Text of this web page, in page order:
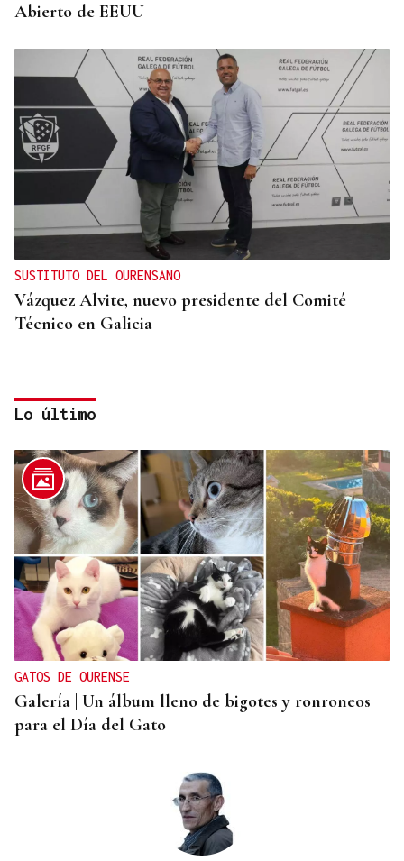
Abierto de EEUU
SUSTITUTO DEL OURENSANO
Vázquez Alvite, nuevo presidente del Comité
Técnico en Galicia
DALLAS MAVERICKS
Santi Aldama, jugador de la NBA, visita Ourense
Lo último
GATOS DE OURENSE
Galería | Un álbum lleno de bigotes y ronroneos
para el Día del Gato